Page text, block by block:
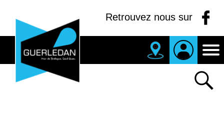
Retrouvez nous sur